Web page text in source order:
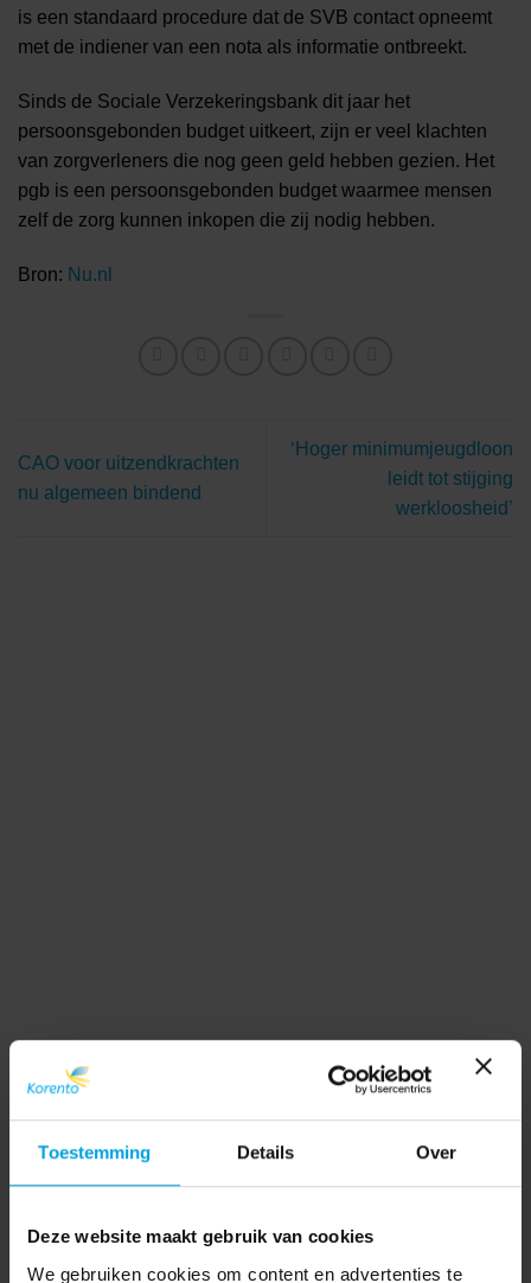
Toestemming Details Over
Deze website maakt gebruik van cookies
We gebruiken cookies om content en advertenties te
is een standaard procedure dat de SVB contact opneemt
met de indiener van een nota als informatie ontbreekt.
Sinds de Sociale Verzekeringsbank dit jaar het
persoonsgebonden budget uitkeert, zijn er veel klachten
van zorgverleners die nog geen geld hebben gezien. Het
pgb is een persoonsgebonden budget waarmee mensen
zelf de zorg kunnen inkopen die zij nodig hebben.
Bron: Nu.nl
CAO voor uitzendkrachten
nu algemeen bindend
‘Hoger minimumjeugdloon
leidt tot stijging
werkloosheid’